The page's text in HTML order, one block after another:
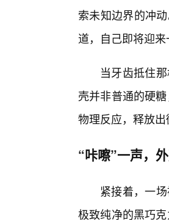
索未知边界的冲
道，自己即将迎
当牙齿抵住
壳并非普通的硬
物理反应，释放
“咔嚓”一声，外
紧接着，一
极致纯净的黑巧